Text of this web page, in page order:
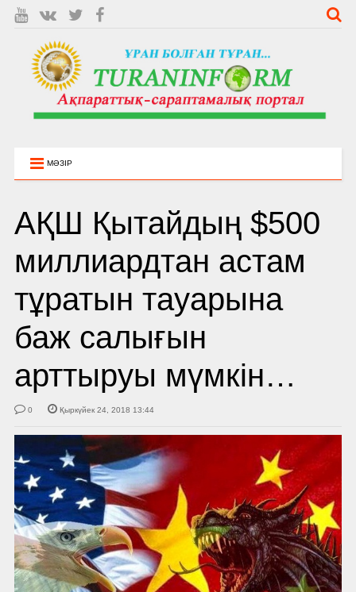
МӘЗІР
АҚШ Қытайдың $500
миллиардтан астам
тұратын тауарына
баж салығын
арттыруы мүмкін…
0 Қыркүйек 24, 2018 13:44